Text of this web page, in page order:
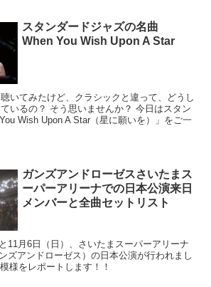
スタンダードジャズの名曲
When You Wish Upon A Star
いてみたけど、クラシックと違って、どうし
いるの？ そう思いませんか？ 今日はスタン
Wish Upon A Star（星に願いを）」をご一
ガンズアンドローゼスさいたまス
ーパーアリーナでの日本公演来日
メンバーと全曲セットリスト
11月6日（日）、さいたまスーパーアリーナ
ズアンドローゼス）の日本公演が行われまし
様をレポートします！！